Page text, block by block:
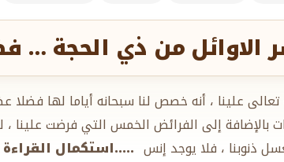
الاوائل من ذي الحجة …
علينا ، أنه خصص لنا سبحانه أياما لها فضلا
بالإضافة إلى الفرائض الخمس التي فرضت علينا ،
ذنوبنا ، فلا يوجد إنس .....استكمال القراءة